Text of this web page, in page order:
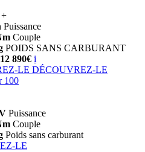
Puissance
Couple
POIDS SANS CARBURANT
890€ i
LE DÉCOUVREZ-LE
100
Puissance
Couple
Poids sans carburant
LE